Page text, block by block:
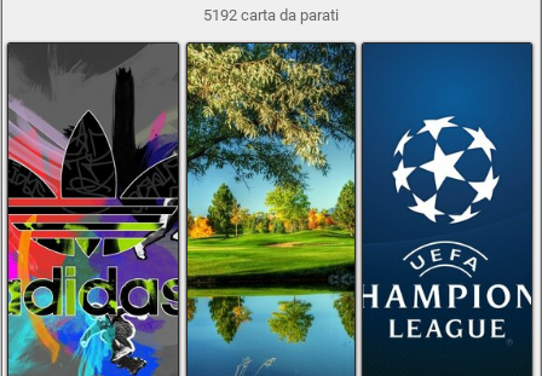
5192 carta da parati